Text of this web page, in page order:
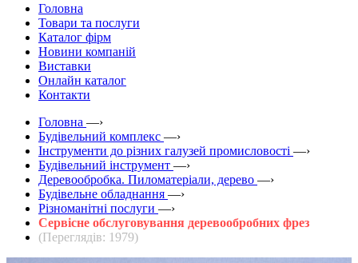
Головна
Товари та послуги
Каталог фірм
Новини компаній
Виставки
Онлайн каталог
Контакти
Головна —›
Будівельний комплекс —›
Інструменти до різних галузей промисловості —›
Будівельний інструмент —›
Деревообробка. Пиломатеріали, дерево —›
Будівельне обладнання —›
Різноманітні послуги —›
Сервісне обслуговування деревообробних фрез
(Переглядів: 1979)